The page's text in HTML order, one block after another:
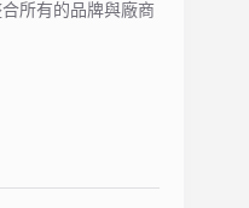
所有的品牌與廠商